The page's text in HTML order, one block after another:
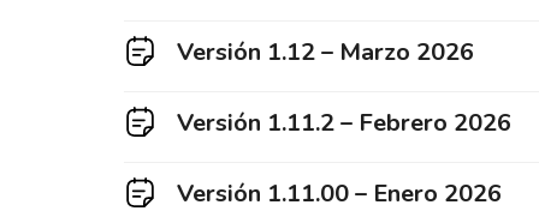
Versión 1.12 – Marzo 2026
Versión 1.11.2 – Febrero 2026
Versión 1.11.00 – Enero 2026